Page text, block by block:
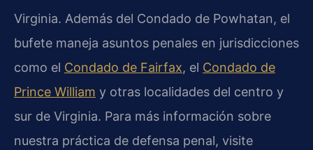
Virginia. Además del Condado de Powhatan, el
bufete maneja asuntos penales en jurisdicciones
como el Condado de Fairfax, el Condado de
Prince William y otras localidades del centro y
sur de Virginia. Para más información sobre
nuestra práctica de defensa penal, visite